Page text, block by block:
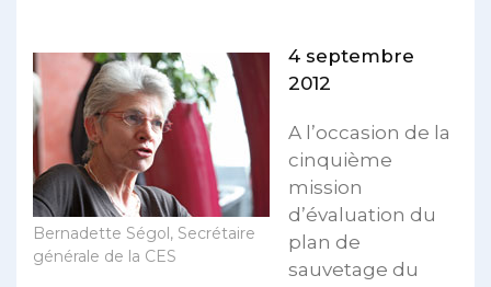
Bernadette Ségol, Secrétaire
générale de la CES
4 septembre
2012
A l’occasion de la
cinquième
mission
d’évaluation du
plan de
sauvetage du